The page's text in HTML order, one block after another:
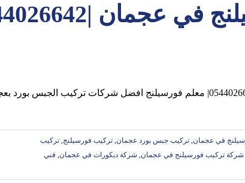
في عجمان, تركيب جبس بورد عجمان, تركيب فورسيلنج, تركيب
شركة تركيب فورسيلنج في عجمان, شركة ديكورات في عجمان, فني